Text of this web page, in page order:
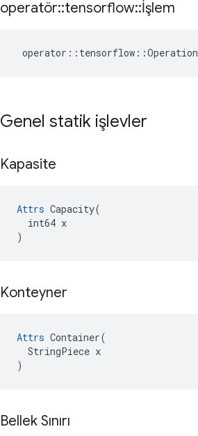
operatör::tensorflow::İşlem
operator :: tensorflow ::Operation
Genel statik işlevler
Kapasite
Attrs Capacity(
  int64 x
)
Konteyner
Attrs Container(
  StringPiece x
)
Bellek Sınırı